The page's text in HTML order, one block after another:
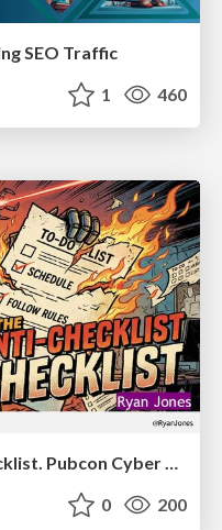
SEO Traffic
1 460
0 200